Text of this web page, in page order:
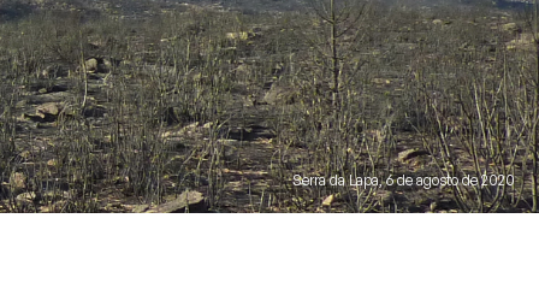
Serra da Lapa, 6 de agosto de 2020